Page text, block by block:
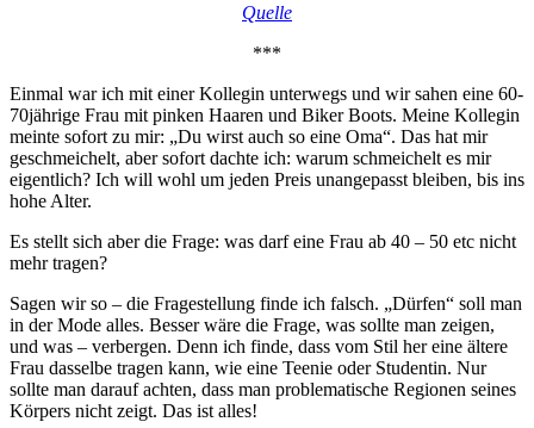
Quelle
***
Einmal war ich mit einer Kollegin unterwegs und wir sahen eine 60-
70jährige Frau mit pinken Haaren und Biker Boots. Meine Kollegin
meinte sofort zu mir: „Du wirst auch so eine Oma“. Das hat mir
geschmeichelt, aber sofort dachte ich: warum schmeichelt es mir
eigentlich? Ich will wohl um jeden Preis unangepasst bleiben, bis ins
hohe Alter.
Es stellt sich aber die Frage: was darf eine Frau ab 40 – 50 etc nicht
mehr tragen?
Sagen wir so – die Fragestellung finde ich falsch. „Dürfen“ soll man
in der Mode alles. Besser wäre die Frage, was sollte man zeigen,
und was – verbergen. Denn ich finde, dass vom Stil her eine ältere
Frau dasselbe tragen kann, wie eine Teenie oder Studentin. Nur
sollte man darauf achten, dass man problematische Regionen seines
Körpers nicht zeigt. Das ist alles!